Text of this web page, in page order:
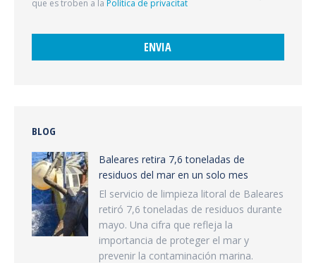
que es troben a la Política de privacitat
BLOG
Baleares retira 7,6 toneladas de
residuos del mar en un solo mes
El servicio de limpieza litoral de Baleares
retiró 7,6 toneladas de residuos durante
mayo. Una cifra que refleja la
importancia de proteger el mar y
prevenir la contaminación marina.